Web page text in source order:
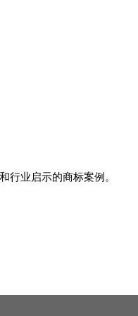
行业启示的商标案例。
中华